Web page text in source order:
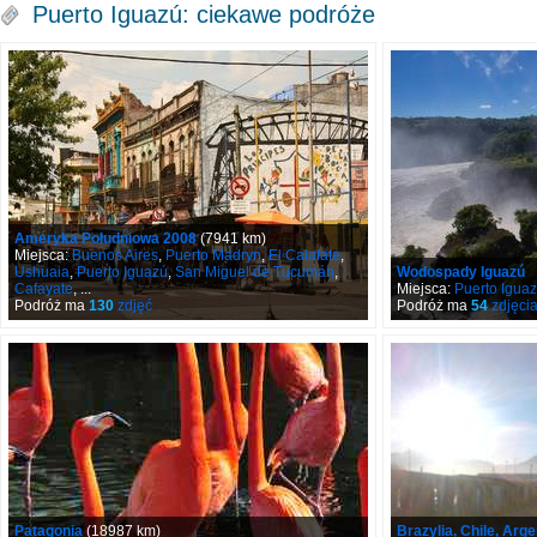
Puerto Iguazú: ciekawe podróże
Ameryka Południowa 2008(7941 km)
Miejsca:Buenos Aires, Puerto Madryn,El Calafate,
Ushuaia,Puerto Iguazú,San Miguel de Tucumán,
Cafayate, ...
Podróż ma 130 zdjęć
Wodospady Iguazú
Miejsca: Puerto
Podróż ma 54zdjęcia
Patagonia(18987 km)
Brazylia, Chile,